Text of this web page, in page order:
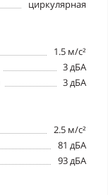
циркулярная
1.5 м/с²
3 дБА
3 дБА
2.5 м/с²
81 дБА
93 дБА